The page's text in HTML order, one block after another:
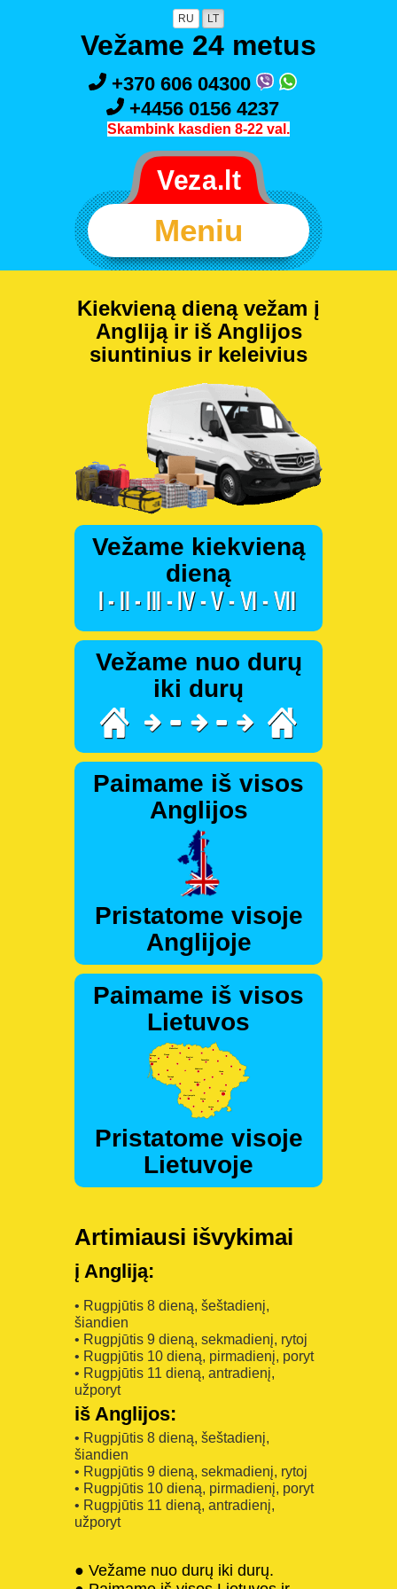
RU LT
Vežame 24 metus
+370 606 04300
+4456 0156 4237
Skambink kasdien 8-22 val.
Meniu
Kiekvieną dieną vežam į
Angliją ir iš Anglijos
siuntinius ir keleivius
Vežame kiekvieną
dieną
Vežame nuo durų
iki durų
Paimame iš visos
Anglijos
Pristatome visoje
Anglijoje
Paimame iš visos
Lietuvos
Pristatome visoje
Lietuvoje
Artimiausi išvykimai
į Angliją:
• Rugpjūtis 8 dieną, šeštadienį,
šiandien
• Rugpjūtis 9 dieną, sekmadienį, rytoj
• Rugpjūtis 10 dieną, pirmadienį, poryt
• Rugpjūtis 11 dieną, antradienį,
užporyt
iš Anglijos:
• Rugpjūtis 8 dieną, šeštadienį,
šiandien
• Rugpjūtis 9 dieną, sekmadienį, rytoj
• Rugpjūtis 10 dieną, pirmadienį, poryt
• Rugpjūtis 11 dieną, antradienį,
užporyt
● Vežame nuo durų iki durų.